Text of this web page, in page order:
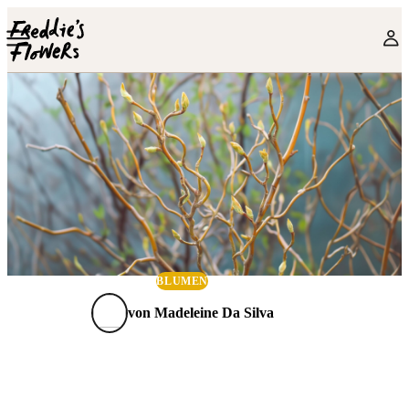
Skip to main content
BLUMEN
von Madeleine Da Silva